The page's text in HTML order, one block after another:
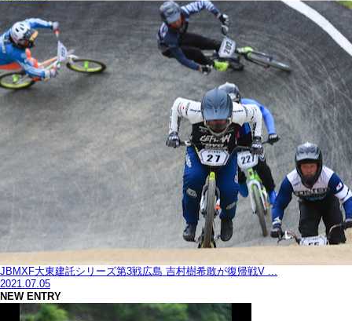
JBMXF大東建託シリーズ第3戦広島 吉村樹希敢が復帰戦V ...
2021.07.05
NEW ENTRY